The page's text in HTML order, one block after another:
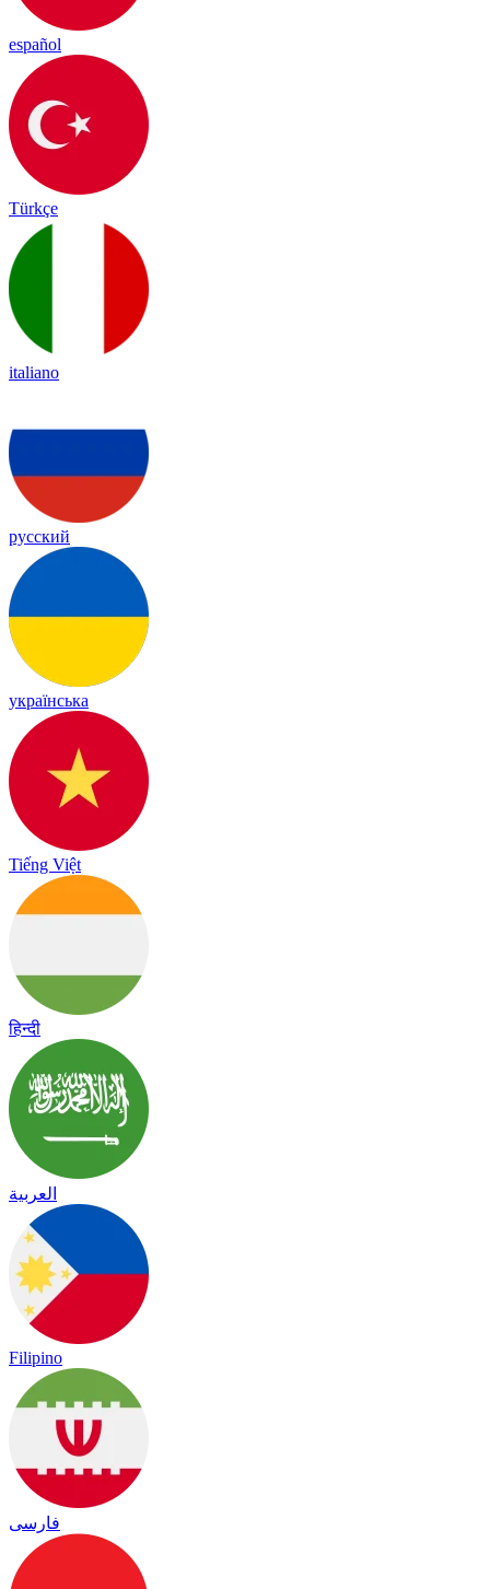
español
Türkçe
italiano
русский
українська
Tiếng Việt
हिन्दी
العربية
Filipino
فارسی